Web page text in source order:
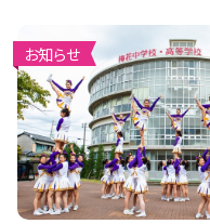
お知らせ